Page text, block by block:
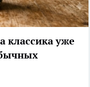
классика уже